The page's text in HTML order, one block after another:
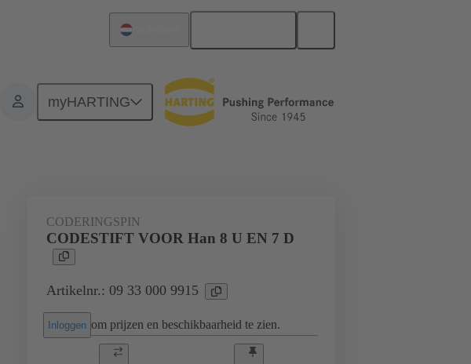
myHARTING
Han® HMC voor hoge aansluitcycli Contacten
CODERINGSPIN
CODESTIFT VOOR Han 8 U EN 7 D
Artikelnr.: 09 33 000 9915
Inloggen om prijzen en beschikbaarheid te zien.